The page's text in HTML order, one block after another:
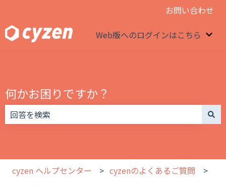
お問い合わせ
Web版へのログインはこちら
何かお困りですか？
cyzen ヘルプセンター
cyzenのよくあるご質問